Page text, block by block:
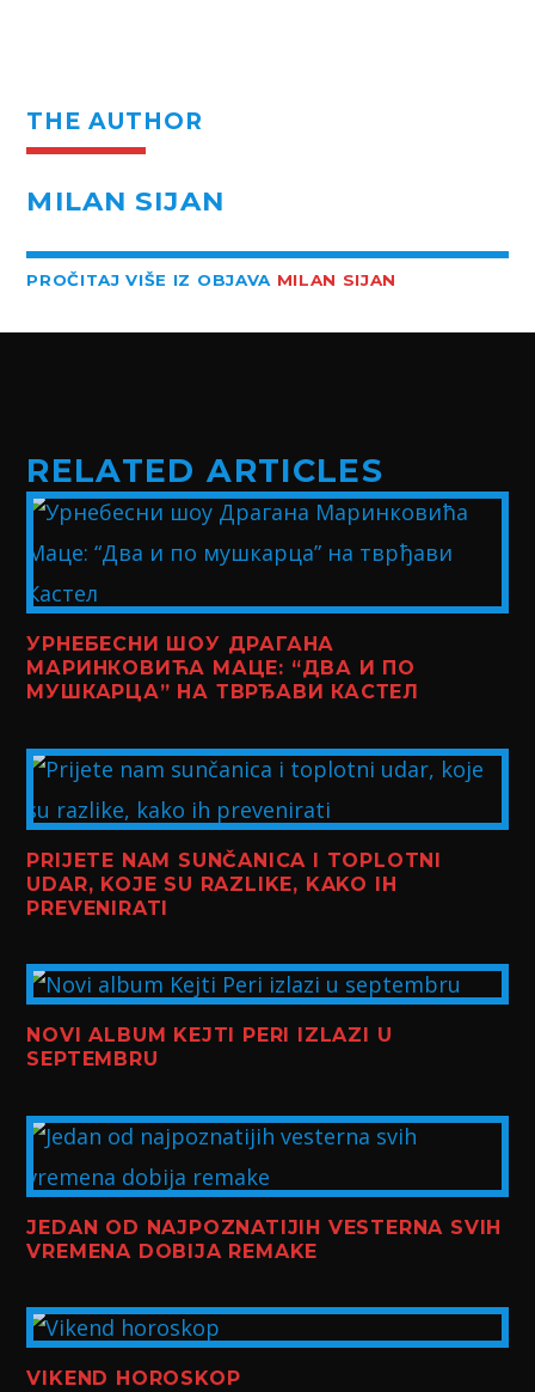
THE AUTHOR
MILAN SIJAN
PROČITAJ VIŠE IZ OBJAVA MILAN SIJAN
RELATED ARTICLES
УРНЕБЕСНИ ШОУ ДРАГАНА
МАРИНКОВИЋА МАЦЕ: “ДВА И ПО
МУШКАРЦА” НА ТВРЂАВИ КАСТЕЛ
PRIJETE NAM SUNČANICA I TOPLOTNI
UDAR, KOJE SU RAZLIKE, KAKO IH
PREVENIRATI
NOVI ALBUM KEJTI PERI IZLAZI U
SEPTEMBRU
JEDAN OD NAJPOZNATIJIH VESTERNA SVIH
VREMENA DOBIJA REMAKE
VIKEND HOROSKOP